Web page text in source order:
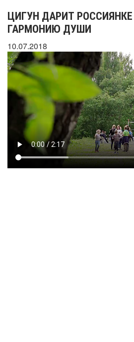
ЦИГУН ДАРИТ
ГАРМОНИЮ ДУШИ
10.07.2018